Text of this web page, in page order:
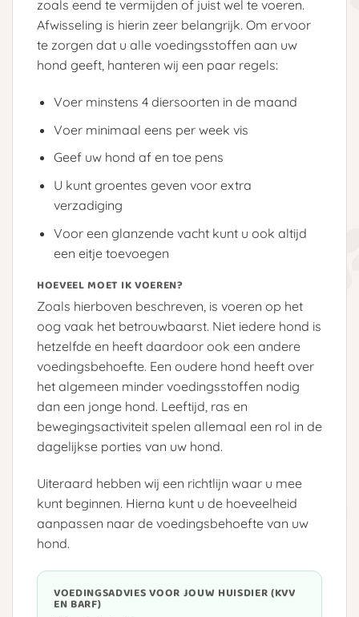
zoals eend te vermijden of juist wel te voeren.
Afwisseling is hierin zeer belangrijk. Om ervoor
te zorgen dat u alle voedingsstoffen aan uw
hond geeft, hanteren wij een paar regels:
Voer minstens 4 diersoorten in de maand
Voer minimaal eens per week vis
Geef uw hond af en toe pens
U kunt groentes geven voor extra
verzadiging
Voor een glanzende vacht kunt u ook altijd
een eitje toevoegen
HOEVEEL MOET IK VOEREN?
Zoals hierboven beschreven, is voeren op het
oog vaak het betrouwbaarst. Niet iedere hond is
hetzelfde en heeft daardoor ook een andere
voedingsbehoefte. Een oudere hond heeft over
het algemeen minder voedingsstoffen nodig
dan een jonge hond. Leeftijd, ras en
bewegingsactiviteit spelen allemaal een rol in de
dagelijkse porties van uw hond.
Uiteraard hebben wij een richtlijn waar u mee
kunt beginnen. Hierna kunt u de hoeveelheid
aanpassen naar de voedingsbehoefte van uw
hond.
VOEDINGSADVIES VOOR JOUW HUISDIER (KVV
EN BARF)